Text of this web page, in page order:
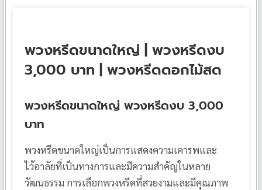
พวงหรีดขนาดใหญ่ | พวงหรีดงบ
3,000 บาท | พวงหรีดดอกไม้สด
พวงหรีดขนาดใหญ่ พวงหรีดงบ 3,000
บาท
พวงหรีดขนาดใหญ่เป็นการแสดงความเคารพและ
ไว้อาลัยที่เป็นทางการและมีความสำคัญในหลาย
วัฒนธรรม การเลือกพวงหรีดที่สวยงามและมีคุณภาพ